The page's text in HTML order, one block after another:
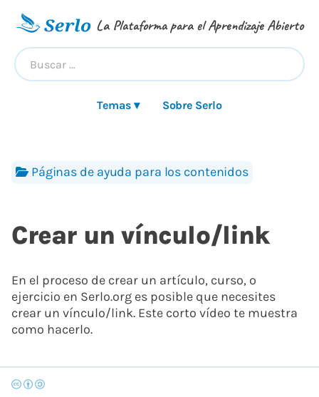
La Plataforma para el Aprendizaje Abierto
Temas ▾ Sobre Serlo
Páginas de ayuda para los contenidos
Crear un vínculo/link
En el proceso de crear un artículo, curso, o
ejercicio en Serlo.org es posible que necesites
crear un vínculo/link. Este corto vídeo te muestra
como hacerlo.